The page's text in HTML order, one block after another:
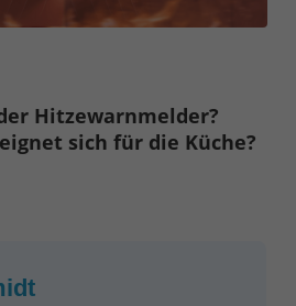
Hitzewarnmelder?
sich für die Küche?